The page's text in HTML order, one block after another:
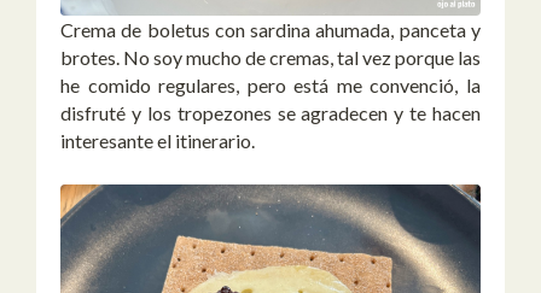
Crema de boletus con sardina ahumada, panceta y
brotes. No soy mucho de cremas, tal vez porque las
he comido regulares, pero está me convenció, la
disfruté y los tropezones se agradecen y te hacen
interesante el itinerario.